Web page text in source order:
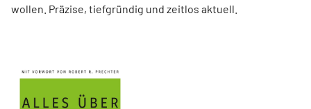
wollen. Präzise, tiefgründig und zeitlos aktuell.